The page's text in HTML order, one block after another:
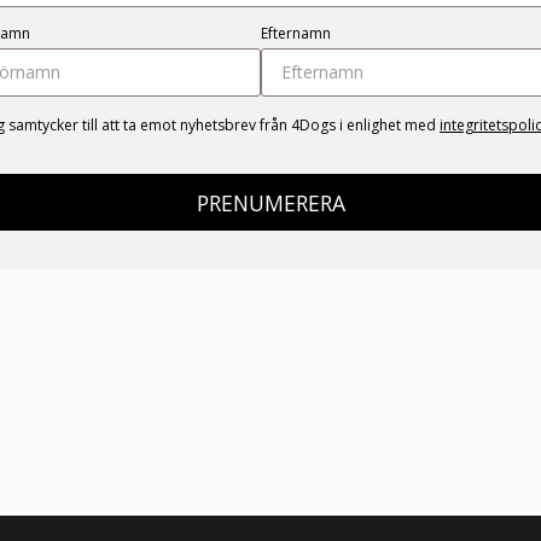
Efternamn
samtycker till att ta emot nyhetsbrev från 4Dogs i enlighet med
PRENUMERERA